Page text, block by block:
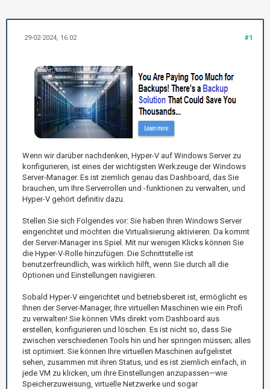
#1
29-02-2024, 16:02
Wenn wir darüber nachdenken, Hyper-V auf Windows Server zu
konfigurieren, ist eines der wichtigsten Werkzeuge der Windows
Server-Manager. Es ist ziemlich genau das Dashboard, das Sie
brauchen, um Ihre Serverrollen und -funktionen zu verwalten, und
Hyper-V gehört definitiv dazu.
Stellen Sie sich Folgendes vor: Sie haben Ihren Windows Server
eingerichtet und möchten die Virtualisierung aktivieren. Da kommt
der Server-Manager ins Spiel. Mit nur wenigen Klicks können Sie
die Hyper-V-Rolle hinzufügen. Die Schnittstelle ist
benutzerfreundlich, was wirklich hilft, wenn Sie durch all die
Optionen und Einstellungen navigieren.
Sobald Hyper-V eingerichtet und betriebsbereit ist, ermöglicht es
Ihnen der Server-Manager, Ihre virtuellen Maschinen wie ein Profi
zu verwalten! Sie können VMs direkt vom Dashboard aus
erstellen, konfigurieren und löschen. Es ist nicht so, dass Sie
zwischen verschiedenen Tools hin und her springen müssen; alles
ist optimiert. Sie können Ihre virtuellen Maschinen aufgelistet
sehen, zusammen mit ihren Status, und es ist ziemlich einfach, in
jede VM zu klicken, um ihre Einstellungen anzupassen—wie
Speicherzuweisung, virtuelle Netzwerke und sogar